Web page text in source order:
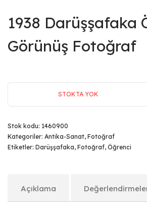
1938 Darüşşafaka
Görünüş Fotoğraf
STOKTA YOK
Stok kodu: 1460900
Kategoriler: Antika-Sanat, Fotoğraf
Etiketler: Darüşşafaka, Fotoğraf, Öğrenci
Açıklama